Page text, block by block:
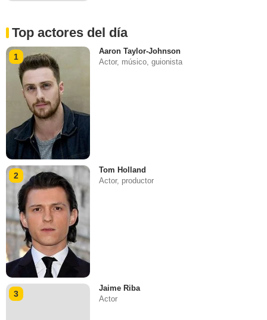
Top actores del día
1
Aaron Taylor-Johnson
Actor, músico, guionista
2
Tom Holland
Actor, productor
3
Jaime Riba
Actor